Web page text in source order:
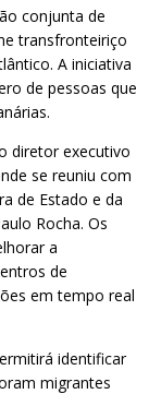
conjunta de
transfronteiriço
A iniciativa
de pessoas que
diretor executivo
se reuniu com
de Estado e da
Rocha. Os
a
de
em tempo real
identificar
migrantes